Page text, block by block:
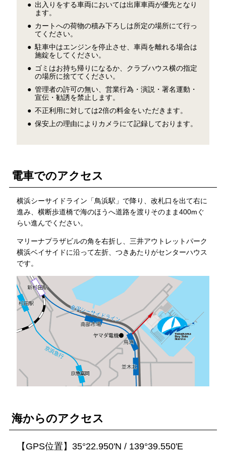
出入りをする車両においては出庫車両が優先となり
ます。
カートへの荷物の積み下ろしは所定の場所にて行っ
てください。
駐車中はエンジンを停止させ、車両を離れる場合は
施錠をしてください。
ゴミはお持ち帰りになるか、クラブハウス横の指定
の場所に捨ててください。
管理者の許可の無い、営業行為・演説・署名運動・
宣伝・勧誘を禁止します。
不正利用に対しては2倍の料金をいただきます。
保安上の理由によりカメラにて記録しております。
電車でのアクセス
横浜シーサイドライン「鳥浜駅」で降り、改札口を出て右に
進み、横断歩道橋で海のほうへ道路を渡りそのまま400mぐ
らい進んでください。
マリーナプラザビルの角を右折し、三井アウトレットパーク
横浜ベイサイドに沿って左折、つきあたりがセンターハウス
です。
海からのアクセス
【GPS位置】 35°22.950'N / 139°39.550'E